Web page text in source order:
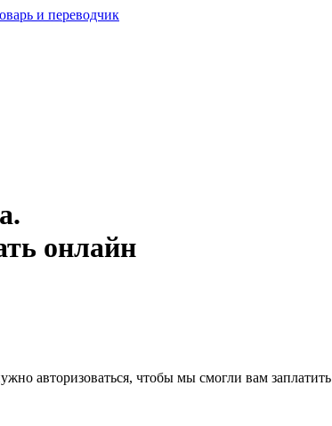
онлайн
авторизоваться, чтобы мы смогли вам заплатить